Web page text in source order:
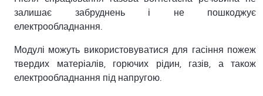
залишає забруднень і не пошкоджує
електрообладнання.
Модулі можуть використовуватися для гасіння пожеж
твердих матеріалів, горючих рідин, газів, а також
електрообладнання під напругою.